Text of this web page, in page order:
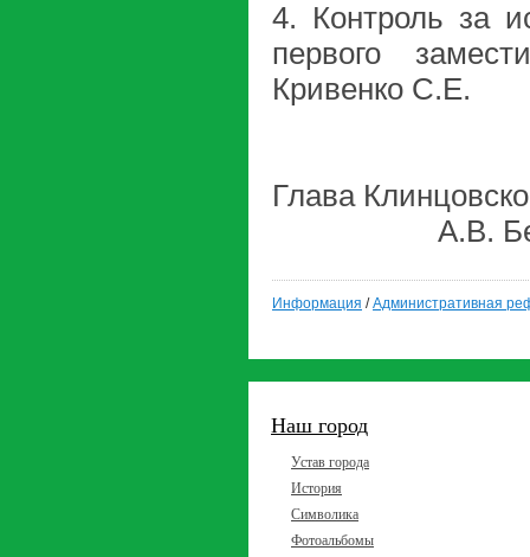
4. Контроль за
первого
Кривенко С.Е.
Глава
А.В.
Информация /Административная
Наш город
Устав города
История
Символика
Фотоальбомы